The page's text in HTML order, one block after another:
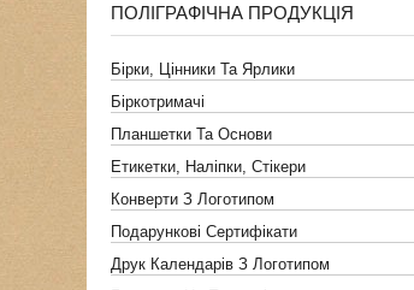
ПОЛІГРАФІЧНА ПРОДУКЦІЯ
Бірки, Цінники Та Ярлики
Біркотримачі
Планшетки Та Основи
Етикетки, Наліпки, Стікери
Конверти З Логотипом
Подарункові Сертифікати
Друк Календарів З Логотипом